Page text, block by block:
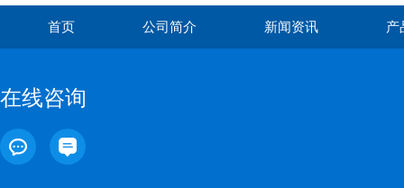
首页 公司简介 新闻资讯 产
在线咨询